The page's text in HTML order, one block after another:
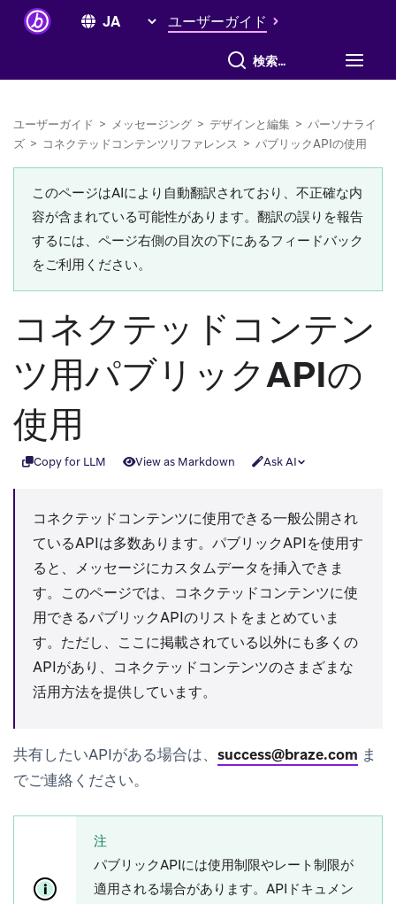
ユーザーガイド
すべて検索
ユーザーガイド > メッセージング > デザインと編集 > パーソナライ
ズ > コネクテッドコンテンツリファレンス > パブリックAPIの使用
このページはAIにより自動翻訳されており、不正確な内
容が含まれている可能性があります。翻訳の誤りを報告
するには、ページ右側の目次の下にあるフィードバック
をご利用ください。
コネクテッドコンテン
ツ用パブリックAPIの
使用
Copy for LLM View as Markdown Ask AI
コネクテッドコンテンツに使用できる一般公開され
ているAPIは多数あります。パブリックAPIを使用す
ると、メッセージにカスタムデータを挿入できま
す。このページでは、コネクテッドコンテンツに使
用できるパブリックAPIのリストをまとめていま
す。ただし、ここに掲載されている以外にも多くの
APIがあり、コネクテッドコンテンツのさまざまな
活用方法を提供しています。
共有したいAPIがある場合は、 success@braze.com ま
でご連絡ください。
注
パブリックAPIには使用制限やレート制限が
適用される場合があります。APIドキュメン